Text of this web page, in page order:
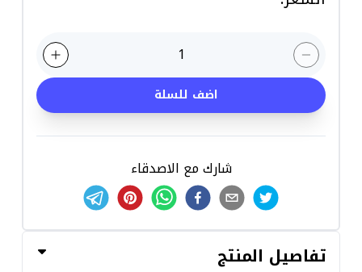
1
اضف للسلة
شارك مع الاصدقاء
تفاصيل المنتج